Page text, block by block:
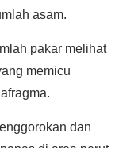
asam.
pakar melihat
memicu
dan